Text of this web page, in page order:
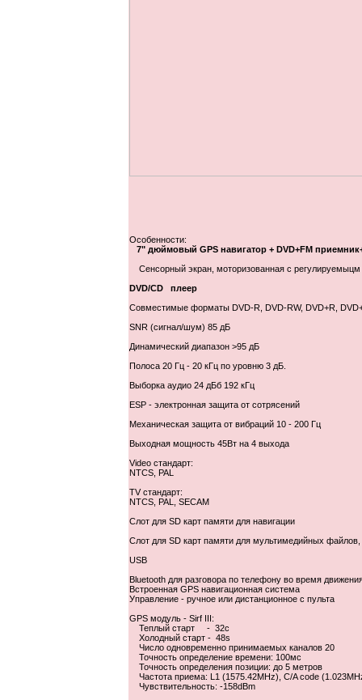
Особенности:
7" дюймовый GPS навигатор + DVD+FM
Сенсорный экран, моторизованная с регулируемыцм
DVD/CD плеер
Совместимые форматы DVD-R, DVD-RW, DVD+R,
SNR (сигнал/шум) 85 дБ
Динамический диапазон >95 дБ
Полоса 20 Гц - 20 кГц по уровню 3 дБ.
Выборка аудио 24 дБб 192 кГц
ESP - электронная защита от сотрясений
Механическая защита от вибраций 10 - 200 Гц
Выходная мощность 45Вт на 4 выхода
Video стандарт:
NTCS, PAL
TV стандарт:
NTCS, PAL, SECAM
Слот для SD карт памяти для навигации
Слот для SD карт памяти для мультимедийных
USB
Bluetooth для разговора по телефону во время
Встроенная GPS навигационная система
Управление - ручное или дистанционное с пульта
GPS модуль - Sirf III:
Теплый старт - 32с
Холодный старт - 48s
Число одновременно принимаемых каналов 20
Точность определение времени: 100мс
Точность определения позиции: до 5 метров
Частота приема: L1 (1575.42MHz), C/A code
Чувствительность: -158dBm